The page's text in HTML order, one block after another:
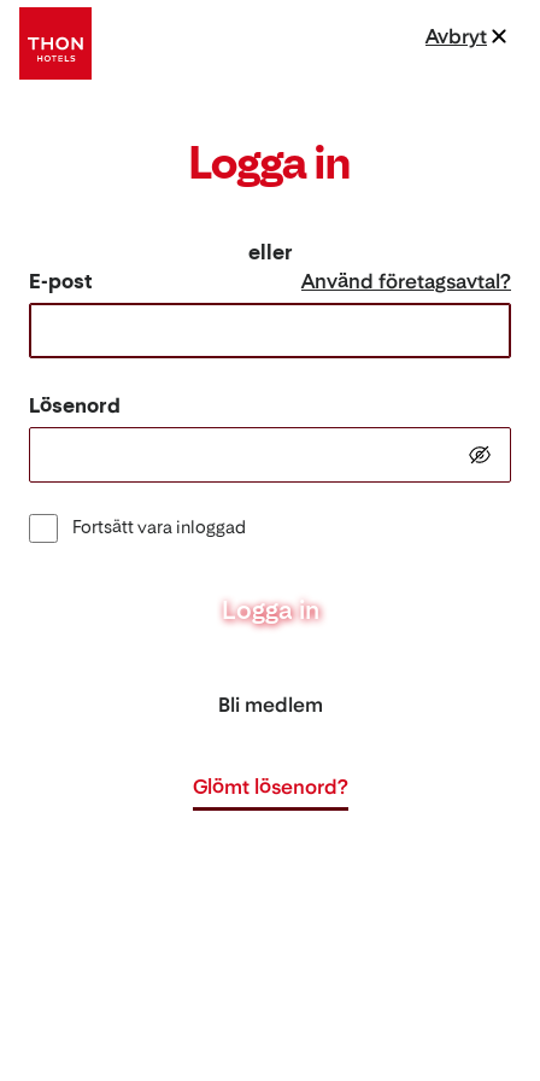
Logga in
eller
E-post
Använd företagsavtal?
Lösenord
Fortsätt vara inloggad
Logga in
Bli medlem
Glömt lösenord?
Avbryt